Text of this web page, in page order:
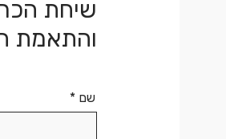
שיחת
והתאמת
שם